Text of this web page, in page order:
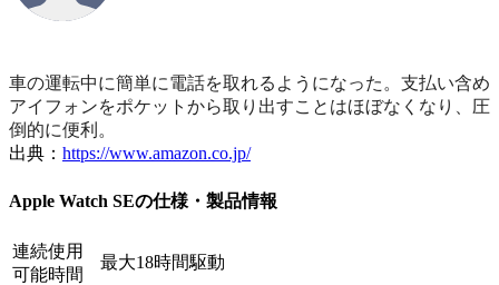
車の運転中に簡単に電話を取れるようになった。支払い含め
アイフォンをポケットから取り出すことはほぼなくなり、圧
倒的に便利。
出典： https://www.amazon.co.jp/
Apple Watch SEの仕様・製品情報
連続使用
可能時間
最大18時間駆動